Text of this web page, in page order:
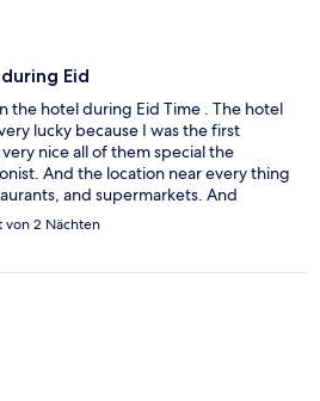
Eid
the hotel during Eid Time . The hotel
lucky because I was the first
nice all of them special the
And the location near every thing
and supermarkets. And
to stay in this hotels even when I
2 Nächten